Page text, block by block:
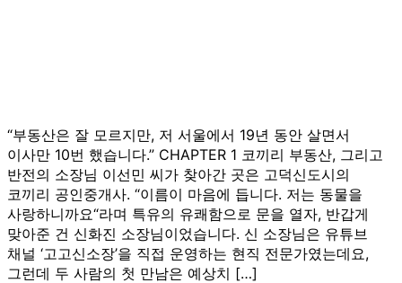
“부동산은 잘 모르지만, 저 서울에서 19년 동안 살면서
이사만 10번 했습니다.” CHAPTER 1 코끼리 부동산, 그리고
반전의 소장님 이선민 씨가 찾아간 곳은 고덕신도시의
코끼리 공인중개사. “이름이 마음에 듭니다. 저는 동물을
사랑하니까요“라며 특유의 유쾌함으로 문을 열자, 반갑게
맞아준 건 신화진 소장님이었습니다. 신 소장님은 유튜브
채널 ‘고고신소장’을 직접 운영하는 현직 전문가였는데요,
그런데 두 사람의 첫 만남은 예상치 […]